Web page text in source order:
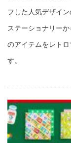
フした人気デザイ
ステーショナリー
のアイテムをレト
す。